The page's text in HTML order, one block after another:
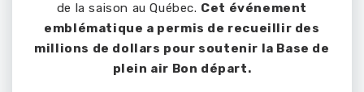
de la saison au Québec. Cet événement
emblématique a permis de recueillir des
millions de dollars pour soutenir la Base de
plein air Bon départ.